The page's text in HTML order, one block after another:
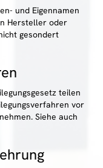
und Eigennamen
Hersteller oder
gesondert
teilen
vor
Siehe auch